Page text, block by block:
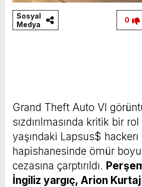
Sosyal
Medya
0
Grand Theft Auto VI
sızdırılmasında kritik bir
yaşındaki Lapsus$
hapishanesinde ömür
cezasına çarptırıldı.
İngiliz yargıç, Arion